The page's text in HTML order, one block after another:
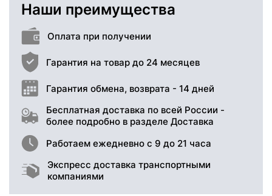
Наши преимущества
Оплата при получении
Гарантия на товар до 24 месяцев
Гарантия обмена, возврата - 14 дней
Бесплатная доставка по всей России -
более подробно в разделе Доставка
Работаем ежедневно с 9 до 21 часа
Экспресс доставка транспортными
компаниями